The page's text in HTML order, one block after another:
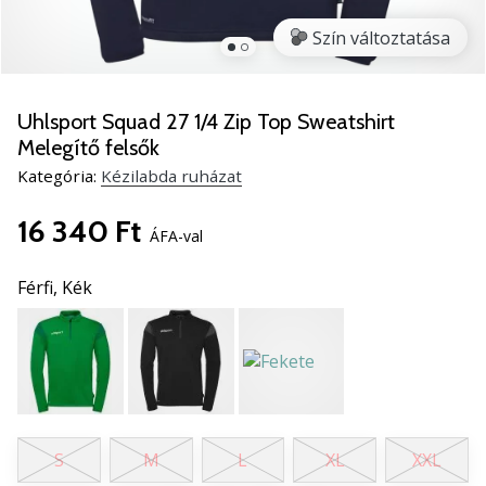
új
PUMA
Accelerate
NITRO
5
cipőket!
Fedezd
fel
a
technikai
újdonságokat
nézd
meg,
Szín változtatása
Uhlsport Squad 27 1/4 Zip Top Sweatshirt
Melegítő felsők
Kategória: Kézilabda ruházat
16 340 Ft ÁFA-val
Férfi, Kék
S M L XL XXL